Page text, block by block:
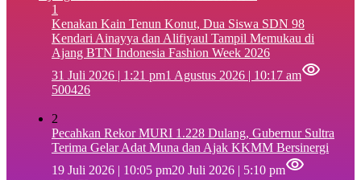
1
‎Kenakan Kain Tenun Konut, Dua Siswa SDN 98
Kendari Ainayya dan Alifiyaul Tampil Memukau di
Ajang BTN Indonesia Fashion Week 2026
31 Juli 2026 | 1:21 pm1 Agustus 2026 | 10:17 am
500426
2
Pecahkan Rekor MURI 1.228 Dulang, Gubernur Sultra
Terima Gelar Adat Muna dan Ajak KKMM Bersinergi
19 Juli 2026 | 10:05 pm20 Juli 2026 | 5:10 pm